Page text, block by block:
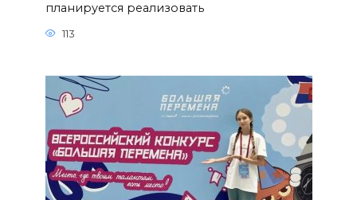
планируется реализовать
113